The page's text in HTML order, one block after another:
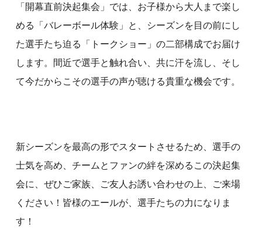
「開幕直前決起集会」では、お子様から大人まで楽し
める「バレーボール体験」と、シーズンを目の前にし
た選手たち迫る「トークショー」の二部構成でお届け
します。間近で選手と触れ合い、共に汗を流し、そし
て今だからこその選手の声が聴ける貴重な機会です。
新シーズンを最高の形でスタートさせるため、選手の
士気を高め、チームとファンの絆を深めるこの決起集
会に、ぜひご家族、ご友人お誘い合わせの上、ご来場
ください！皆様のエールが、選手たちの力になりま
す！